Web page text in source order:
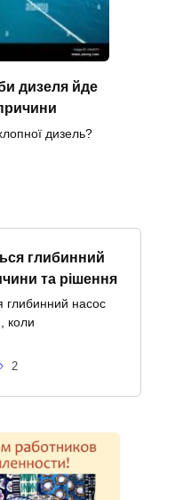
дизеля йде
дизель?
глибинний
та рішення
глибинний насос
коли
2